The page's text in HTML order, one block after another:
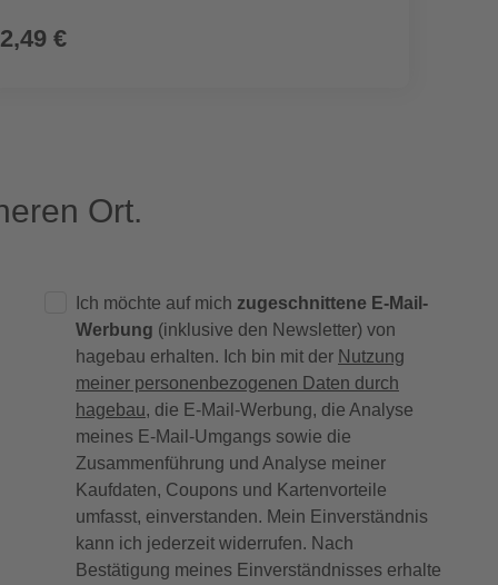
2,49 €
Ort.
Ich möchte auf mich zugeschnittene E-Mail-
Werbung (inklusive den Newsletter) von
hagebau erhalten. Ich bin mit der Nutzung
meiner personenbezogenen Daten durch
hagebau, die E-Mail-Werbung, die Analyse
meines E-Mail-Umgangs sowie die
Zusammenführung und Analyse meiner
Kaufdaten, Coupons und Kartenvorteile
umfasst, einverstanden. Mein Einverständnis
kann ich jederzeit widerrufen. Nach
Bestätigung meines Einverständnisses erhalte